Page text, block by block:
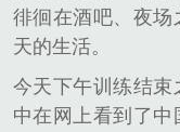
徘徊在酒吧、夜场
天的生活。
今天下午训练结
中在网上看到了